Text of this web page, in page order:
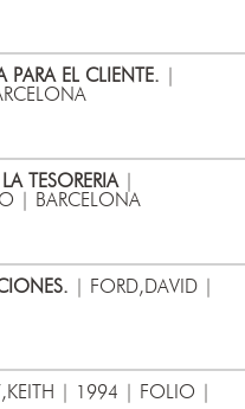
PARA EL CLIENTE.
TESORERIA
| BARCELONA
| FORD,DAVID |
| 1994 | FOLIO |